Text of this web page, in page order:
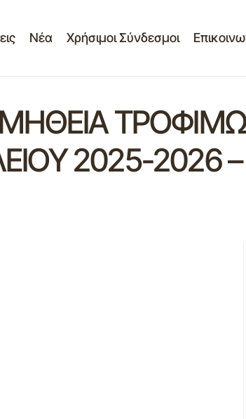
Νέα Χρήσιμοι Σύνδεσμοι
2025-2026